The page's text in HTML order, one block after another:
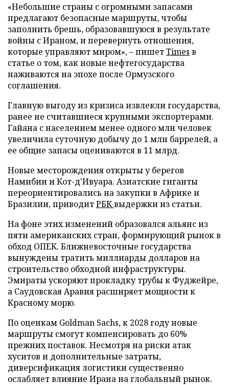
«Небольшие страны с огромными запасами
предлагают безопасные маршруты, чтобы
заполнить брешь, образовавшуюся в результате
войны с Ираном, и перевернуть отношения,
которые управляют миром», – пишетTimes в
статье о том, как новые нефтегосударства
наживаются на эпохе после Ормузского
соглашения.
Главную выгоду из кризиса извлекли государства,
ранее не считавшиеся крупными экспортерами.
Гайана с населением менее одного млн человек
увеличила суточную добычу до 1 млн баррелей, а
ее общие запасы оцениваются в 11 млрд.
Новые месторождения открыты у берегов
Намибии и Кот-д'Ивуара. Азиатские гиганты
переориентировались на закупки в Африке и
Бразилии, приводитРБКвыдержки из статьи.
На фоне этих изменений образовался альянс из
пяти американских стран, формирующий рынок в
обход ОПЕК. Ближневосточные государства
вынуждены тратить миллиарды долларов на
строительство обходной инфраструктуры.
Эмираты ускоряют прокладку трубы к Фуджейре,
а Саудовская Аравия расширяет мощности к
Красному морю.
По оценкам Goldman Sachs, к 2028 году новые
маршруты смогут компенсировать до 60%
прежних поставок. Несмотря на риски атак
хуситов и дополнительные затраты,
диверсификация логистики существенно
ослабляет влияние Ирана на глобальный рынок.